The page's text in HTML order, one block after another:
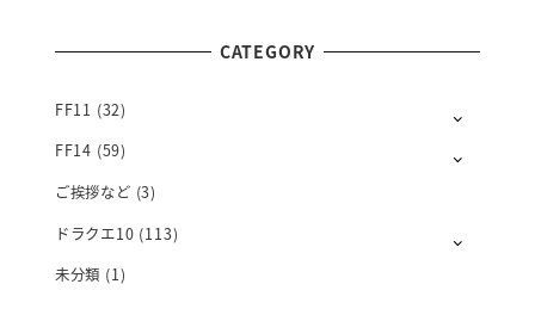
H
Y
CATEGORY
FF11 (32)
FF14 (59)
ご挨拶など (3)
ドラクエ10 (113)
未分類 (1)